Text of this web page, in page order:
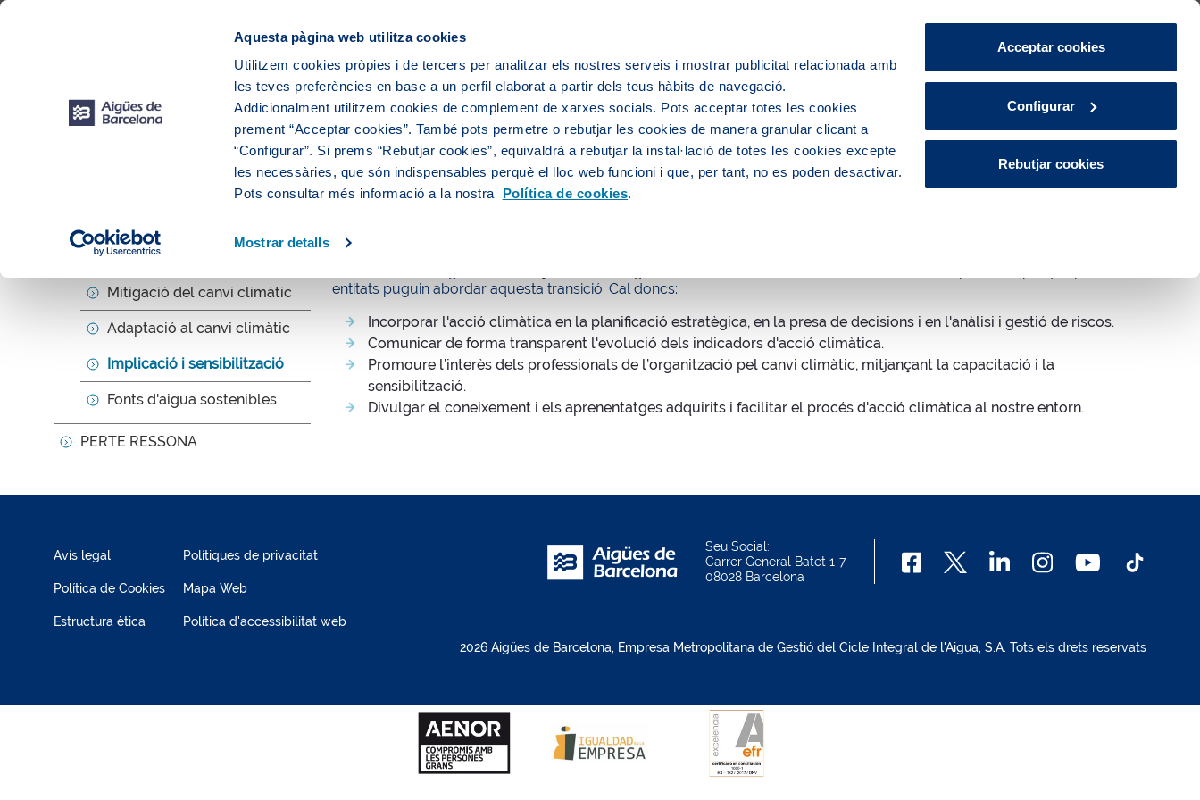
Aquesta pàgina web utilitza cookies
Utilitzem cookies pròpies i de tercers per analitzar els nostres serveis i mostrar publicitat relacionada amb
les teves preferències en base a un perfil elaborat a partir dels teus hàbits de navegació.
Addicionalment utilitzem cookies de complement de xarxes socials. Pots acceptar totes les cookies
prement “Acceptar cookies”. També pots permetre o rebutjar les cookies de manera granular clicant a
“Configurar”. Si prems “Rebutjar cookies”, equivaldrà a rebutjar la instal·lació de totes les cookies excepte
les necessàries, que són indispensables perquè el lloc web funcioni i que, per tant, no es poden desactivar.
Pots consultar més informació a la nostra Política de cookies.
Mostrar detalls
Acceptar cookies
Configurar
Rebutjar cookies
CA ES Àrea de Clients
Sobre nosaltres Persones Medi Ciutat Actualitat
Mitigació del canvi climàtic
Adaptació al canvi climàtic
Implicació i sensibilització
Fonts d'aigua sostenibles
PERTE RESSONA
Medi Acció climàtica i ambiental Implicació i sensibilització
entitats puguin abordar aquesta transició. Cal doncs:
Incorporar l'acció climàtica en la planificació estratègica, en la presa de decisions i en l'anàlisi i gestió de riscos.
Comunicar de forma transparent l'evolució dels indicadors d'acció climàtica.
Promoure l’interès dels professionals de l’organització pel canvi climàtic, mitjançant la capacitació i la
sensibilització.
Divulgar el coneixement i els aprenentatges adquirits i facilitar el procés d'acció climàtica al nostre entorn.
Avís legal
Política de Cookies
Estructura ètica
Polítiques de privacitat
Mapa Web
Política d'accessibilitat web
Seu Social:
Carrer General Batet 1-7
08028 Barcelona
2026 Aigües de Barcelona, Empresa Metropolitana de Gestió del Cicle Integral de l'Aigua, S.A. Tots els drets reservats